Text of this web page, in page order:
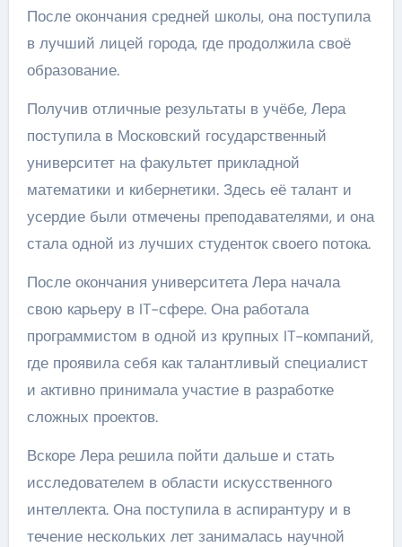
После окончания средней школы, она поступила
в лучший лицей города, где продолжила своё
образование.
Получив отличные результаты в учёбе, Лера
поступила в Московский государственный
университет на факультет прикладной
математики и кибернетики. Здесь её талант и
усердие были отмечены преподавателями, и она
стала одной из лучших студенток своего потока.
После окончания университета Лера начала
свою карьеру в IT-сфере. Она работала
программистом в одной из крупных IT-компаний,
где проявила себя как талантливый специалист
и активно принимала участие в разработке
сложных проектов.
Вскоре Лера решила пойти дальше и стать
исследователем в области искусственного
интеллекта. Она поступила в аспирантуру и в
течение нескольких лет занималась научной